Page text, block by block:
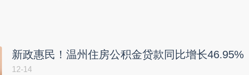
新政惠民！温州住房公积金贷款同比增长46.95%
12-14